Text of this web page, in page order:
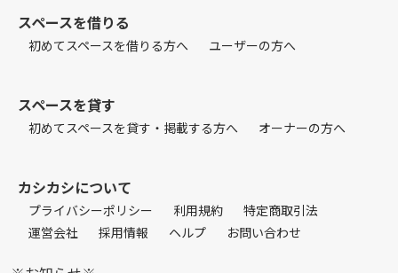
スペースを借りる
初めてスペースを借りる方へ ユーザーの方へ
スペースを貸す
初めてスペースを貸す・掲載する方へ オーナーの方へ
カシカシについて
プライバシーポリシー 利用規約
特定商取引法
運営会社
採用情報 ヘルプ お問い合わせ